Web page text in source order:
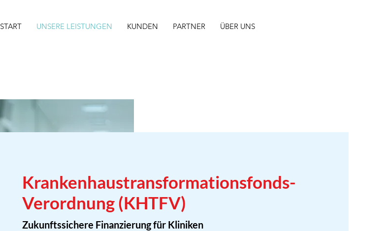
START UNSERE LEISTUNGEN KUNDEN PARTNER ÜBER UNS
Krankenhaustransformationsfonds-
Verordnung (KHTFV)
Zukunftssichere Finanzierung für Kliniken